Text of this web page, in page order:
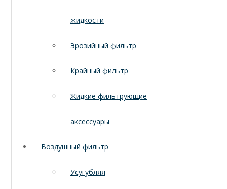
жидкости
Эрозийный фильтр
Крайный фильтр
Жидкие фильтрующие
аксессуары
Воздушный фильтр
Усугубляя